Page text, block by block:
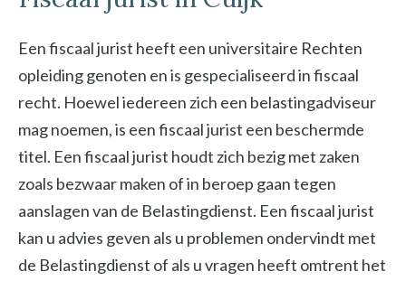
Een fiscaal jurist heeft een universitaire Rechten
opleiding genoten en is gespecialiseerd in fiscaal
recht. Hoewel iedereen zich een belastingadviseur
mag noemen, is een fiscaal jurist een beschermde
titel. Een fiscaal jurist houdt zich bezig met zaken
zoals bezwaar maken of in beroep gaan tegen
aanslagen van de Belastingdienst. Een fiscaal jurist
kan u advies geven als u problemen ondervindt met
de Belastingdienst of als u vragen heeft omtrent het